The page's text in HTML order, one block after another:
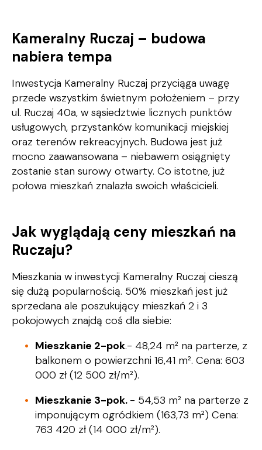
Kameralny Ruczaj – budowa
nabiera tempa
Inwestycja Kameralny Ruczaj przyciąga uwagę
przede wszystkim świetnym położeniem – przy
ul. Ruczaj 40a, w sąsiedztwie licznych punktów
usługowych, przystanków komunikacji miejskiej
oraz terenów rekreacyjnych. Budowa jest już
mocno zaawansowana – niebawem osiągnięty
zostanie stan surowy otwarty. Co istotne, już
połowa mieszkań znalazła swoich właścicieli.
Jak wyglądają ceny mieszkań na
Ruczaju?
Mieszkania w inwestycji Kameralny Ruczaj cieszą
się dużą popularnością. 50% mieszkań jest już
sprzedana ale poszukujący mieszkań 2 i 3
pokojowych znajdą coś dla siebie:
Mieszkanie 2-pok.- 48,24 m² na parterze, z
balkonem o powierzchni 16,41 m². Cena: 603
000 zł (12 500 zł/m²).
Mieszkanie 3-pok. - 54,53 m² na parterze z
imponującym ogródkiem (163,73 m²) Cena:
763 420 zł (14 000 zł/m²).